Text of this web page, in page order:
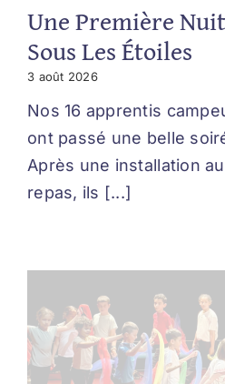
Une Première
Sous Les Étoiles
3 août 2026
Nos 16 apprentis
ont passé une belle
Après une installation
repas, ils [...]